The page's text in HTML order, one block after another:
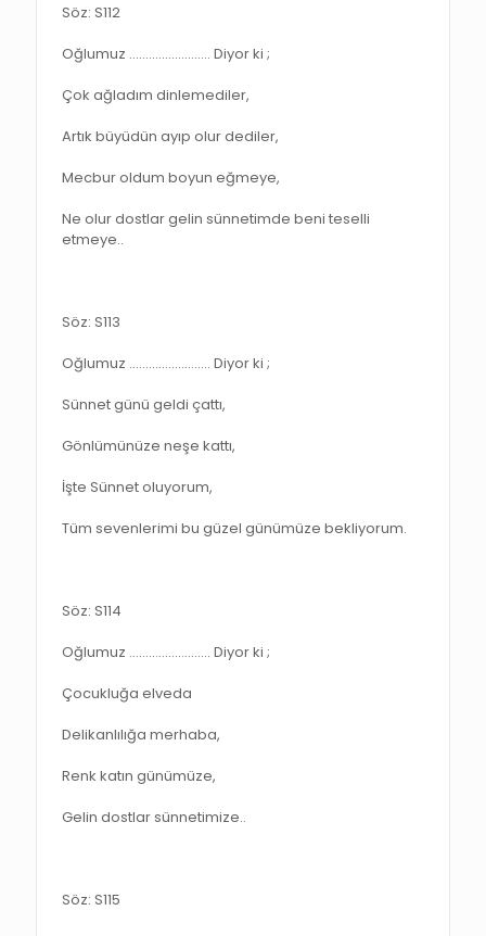
Söz: S112
Oğlumuz ……………………. Diyor ki ;
Çok ağladım dinlemediler,
Artık büyüdün ayıp olur dediler,
Mecbur oldum boyun eğmeye,
Ne olur dostlar gelin sünnetimde beni teselli
etmeye..
Söz: S113
Oğlumuz ……………………. Diyor ki ;
Sünnet günü geldi çattı,
Gönlümünüze neşe kattı,
İşte Sünnet oluyorum,
Tüm sevenlerimi bu güzel günümüze bekliyorum.
Söz: S114
Oğlumuz ……………………. Diyor ki ;
Çocukluğa elveda
Delikanlılığa merhaba,
Renk katın günümüze,
Gelin dostlar sünnetimize..
Söz: S115